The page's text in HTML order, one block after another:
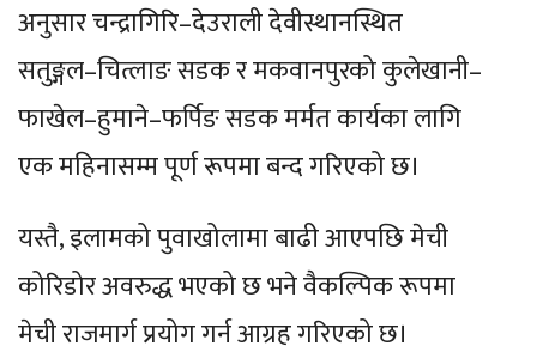
अनुसार चन्द्रागिरि–देउराली देवीस्थानस्थित
सतुङ्गल–चित्लाङ सडक र मकवानपुरको कुलेखानी–
फाखेल–हुमाने–फर्पिङ सडक मर्मत कार्यका लागि
एक महिनासम्म पूर्ण रूपमा बन्द गरिएको छ।
यस्तै, इलामको पुवाखोलामा बाढी आएपछि मेची
कोरिडोर अवरुद्ध भएको छ भने वैकल्पिक रूपमा
मेची राजमार्ग प्रयोग गर्न आग्रह गरिएको छ।